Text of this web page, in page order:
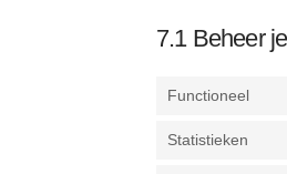
7.1 Beheer
Functioneel
Statistieken